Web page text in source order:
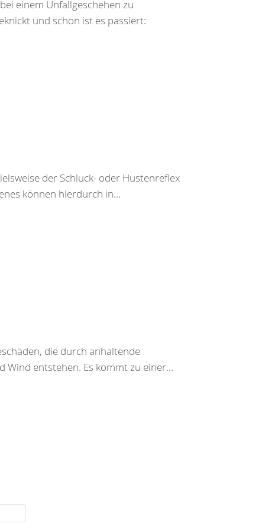
einem Unfallgeschehen zu
und schon ist es passiert:
der Schluck- oder Hustenreflex
können hierdurch in...
die durch anhaltende
entstehen. Es kommt zu einer...